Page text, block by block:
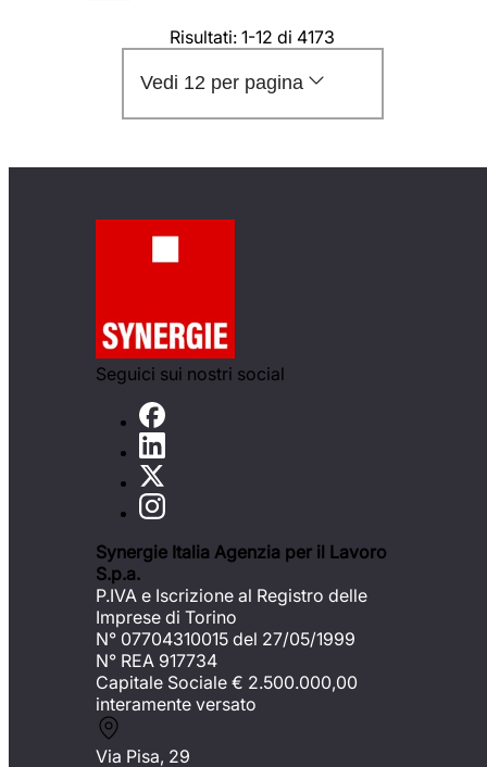
Risultati: 1-12 di 4173
Vedi 12 per pagina
Seguici sui nostri social
Synergie Italia Agenzia per il Lavoro
S.p.a.
P.IVA e Iscrizione al Registro delle
Imprese di Torino
N° 07704310015 del 27/05/1999
N° REA 917734
Capitale Sociale € 2.500.000,00
interamente versato
Via Pisa, 29